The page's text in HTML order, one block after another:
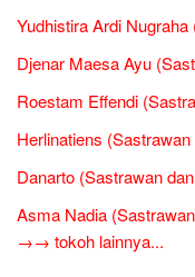
Yudhistira Ardi
Djenar Maesa Ayu
Roestam Effendi
Herlinatiens
Danarto (Sastrawan
Asma Nadia
→→ tokoh lainnya...